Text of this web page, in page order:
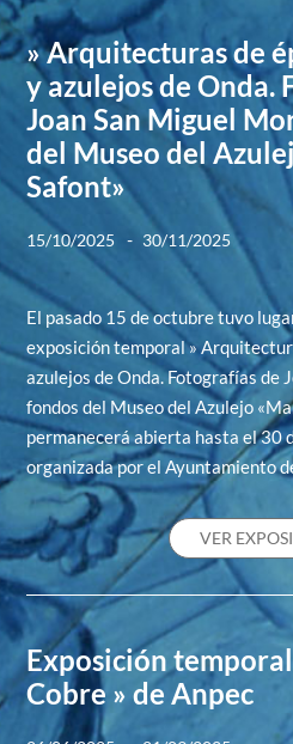
» Arquitecturas de
y azulejos de Onda.
Joan San Miguel
del Museo del
Safont»
15/10/2025 - 30/11/2025
El pasado 15 de octubre tuvo
exposición temporal »
azulejos de Onda. Fotografías de
fondos del Museo del Azulejo
permanecerá abierta hasta el 30
organizada por el Ayuntamiento
VER
Exposición
Cobre » de Anpec